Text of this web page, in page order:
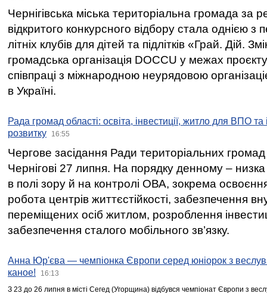
Чернігівська міська територіальна громада за
відкритого конкурсного відбору стала однією
літніх клубів для дітей та підлітків «Грай. Дій.
громадська організація DOCCU у межах
співпраці з міжнародною неурядовою
в Україні.
Рада громад області: освіта, інвестиції, житло для ВПО
розвитку
16:55
Чергове засідання Ради територіальних громад
Чернігові 27 липня. На порядку денному –
в полі зору й на контролі ОВА, зокрема освоєння
робота центрів життєстійкості, забезпечення
переміщених осіб житлом, розроблення
забезпечення сталого мобільного зв’язку.
Анна Юр'єва — чемпіонка Європи серед юніорок з
каное!
16:13
З 23 до 26 липня в місті Сегед (Угорщина) відбувся чемпіонат Європи з